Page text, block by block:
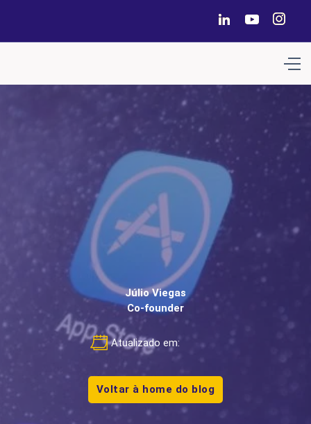
Júlio Viegas
Co-founder
Atualizado em:
Voltar à home do blog